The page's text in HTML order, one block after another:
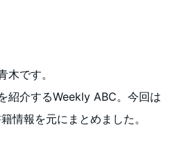
木です。
紹介するWeekly ABC。今回は
情報を元にまとめました。